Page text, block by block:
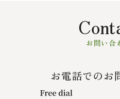
お問い合
お電話でのお